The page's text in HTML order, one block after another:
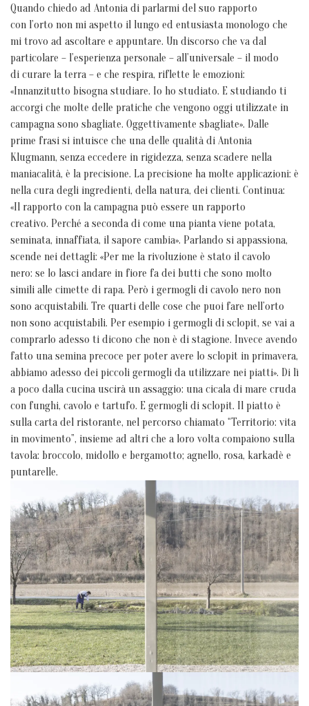
Quando chiedo ad Antonia di parlarmi del suo rapporto
con l’orto non mi aspetto il lungo ed entusiasta monologo che
mi trovo ad ascoltare e appuntare. Un discorso che va dal
particolare – l’esperienza personale – all’universale – il modo
di curare la terra – e che respira, riflette le emozioni:
«Innanzitutto bisogna studiare. Io ho studiato. E studiando ti
accorgi che molte delle pratiche che vengono oggi utilizzate in
campagna sono sbagliate. Oggettivamente sbagliate». Dalle
prime frasi si intuisce che una delle qualità di Antonia
Klugmann, senza eccedere in rigidezza, senza scadere nella
maniacalità, è la precisione. La precisione ha molte applicazioni: è
nella cura degli ingredienti, della natura, dei clienti. Continua:
«Il rapporto con la campagna può essere un rapporto
creativo. Perché a seconda di come una pianta viene potata,
seminata, innaffiata, il sapore cambia». Parlando si appassiona,
scende nei dettagli: «Per me la rivoluzione è stato il cavolo
nero: se lo lasci andare in fiore fa dei butti che sono molto
simili alle cimette di rapa. Però i germogli di cavolo nero non
sono acquistabili. Tre quarti delle cose che puoi fare nell’orto
non sono acquistabili. Per esempio i germogli di sclopit, se vai a
comprarlo adesso ti dicono che non è di stagione. Invece avendo
fatto una semina precoce per poter avere lo sclopit in primavera,
abbiamo adesso dei piccoli germogli da utilizzare nei piatti». Di lì
a poco dalla cucina uscirà un assaggio: una cicala di mare cruda
con funghi, cavolo e tartufo. E germogli di sclopit. Il piatto è
sulla carta del ristorante, nel percorso chiamato “Territorio: vita
in movimento”, insieme ad altri che a loro volta compaiono sulla
tavola: broccolo, midollo e bergamotto; agnello, rosa, karkadè e
puntarelle.